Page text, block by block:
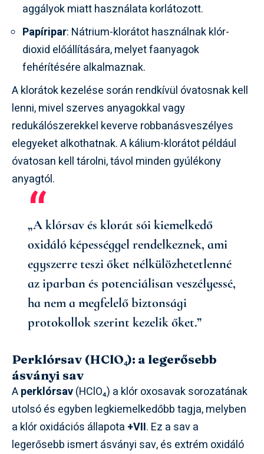
aggályok miatt használata korlátozott.
Papíripar: Nátrium-klorátot használnak klór-
dioxid előállítására, melyet faanyagok
fehérítésére alkalmaznak.
A klorátok kezelése során rendkívül óvatosnak kell
lenni, mivel szerves anyagokkal vagy
redukálószerekkel keverve robbanásveszélyes
elegyeket alkothatnak. A kálium-klorátot például
óvatosan kell tárolni, távol minden gyúlékony
anyagtól.
„A klórsav és klorát sói kiemelkedő
oxidáló képességgel rendelkeznek, ami
egyszerre teszi őket nélkülözhetetlenné
az iparban és potenciálisan veszélyessé,
ha nem a megfelelő biztonsági
protokollok szerint kezelik őket.”
Perklórsav (HClO₄): a legerősebb
ásványi sav
Aperklórsav(HClO₄) a klór oxosavak sorozatának
utolsó és egyben legkiemelkedőbb tagja, melyben
a klór oxidációs állapota +VII. Ez a sav a
legerősebb ismert ásványi sav, és extrém oxidáló